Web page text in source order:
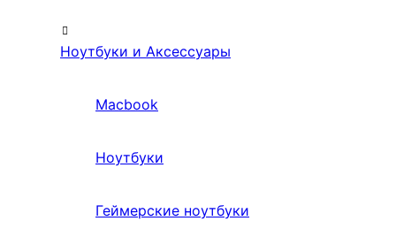
Ноутбуки и Аксессуары
Macbook
Ноутбуки
Геймерские ноутбуки